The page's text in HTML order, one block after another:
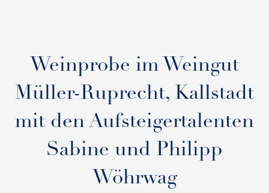
Weinprobe im Weingut
Müller-Ruprecht, Kallstadt
mit den Aufsteigertalenten
Sabine und Philipp
Wöhrwag